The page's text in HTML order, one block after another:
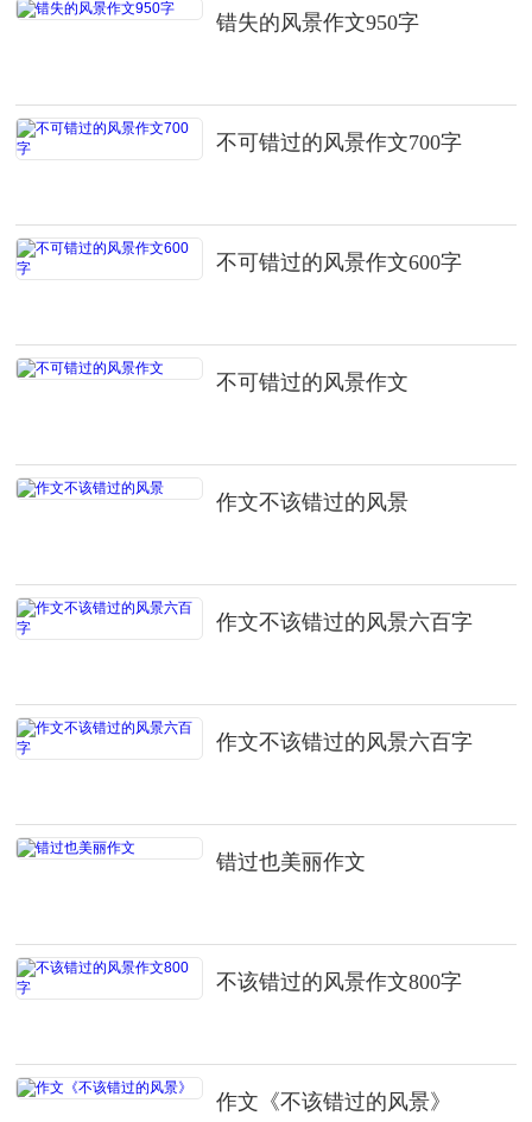
错失的风景作文950字
不可错过的风景作文700字
不可错过的风景作文600字
不可错过的风景作文
作文不该错过的风景
作文不该错过的风景六百字
作文不该错过的风景六百字
错过也美丽作文
不该错过的风景作文800字
作文《不该错过的风景》